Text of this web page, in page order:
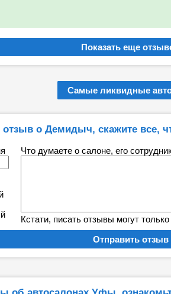
Самые ликвидные
отзыв о Демидыч, скажите все,
Что думаете о салоне, его
Кстати, писать отзывы могут